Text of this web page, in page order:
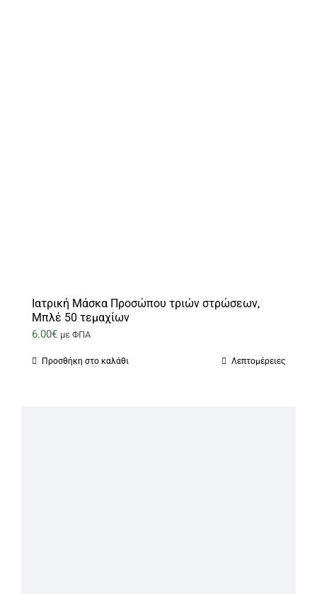
Ιατρική Μάσκα Προσώπου τριών στρώσεων,
Μπλέ 50 τεμαχίων
6.00€ με ΦΠΑ
Προσθήκη στο καλάθι Λεπτομέρειες